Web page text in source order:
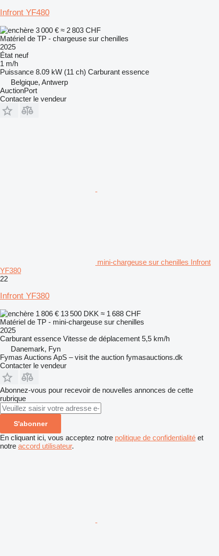
Infront YF480
3 000 € ≈ 2 803 CHF
Matériel de TP - chargeuse sur chenilles
2025
État neuf
1 m/h
Puissance 8.09 kW (11 ch) Carburant essence
Belgique, Antwerp
AuctionPort
Contacter le vendeur
mini-chargeuse sur chenilles Infront
YF380
22
Infront YF380
1 806 € 13 500 DKK ≈ 1 688 CHF
Matériel de TP - mini-chargeuse sur chenilles
2025
Carburant essence Vitesse de déplacement 5,5 km/h
Danemark, Fyn
Fymas Auctions ApS – visit the auction fymasauctions.dk
Contacter le vendeur
Abonnez-vous pour recevoir de nouvelles annonces de cette
rubrique
S'abonner
En cliquant ici, vous acceptez notre politique de confidentialité et
notre accord utilisateur.